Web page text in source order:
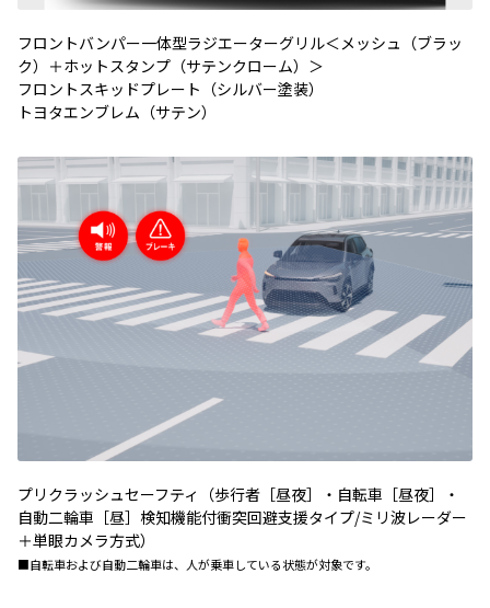
フロントバンパー一体型ラジエーターグリル＜メッシュ（ブラッ
ク）＋ホットスタンプ（サテンクローム）＞
フロントスキッドプレート（シルバー塗装）
トヨタエンブレム （サテン）
プリクラッシュセーフティ（歩行者［昼夜］・自転車［昼夜］・
自動二輪車［昼］検知機能付衝突回避支援タイプ/ミリ波レーダー
＋単眼カメラ方式）
■自転車および自動二輪車は、人が乗車している状態が対象です。